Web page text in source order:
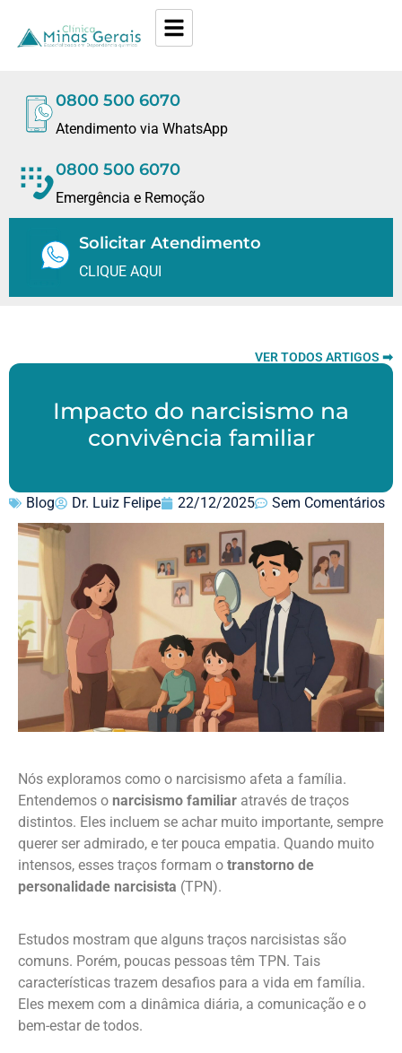
0800 500 6070
Atendimento via WhatsApp
0800 500 6070
Emergência e Remoção
Solicitar Atendimento
CLIQUE AQUI
VER TODOS ARTIGOS ➡
Impacto do narcisismo na
convivência familiar
Blog Dr. Luiz Felipe 22/12/2025 Sem Comentários
Nós exploramos como o narcisismo afeta a família.
Entendemos o narcisismo familiar através de traços
distintos. Eles incluem se achar muito importante, sempre
querer ser admirado, e ter pouca empatia. Quando muito
intensos, esses traços formam o transtorno de
personalidade narcisista (TPN).
Estudos mostram que alguns traços narcisistas são
comuns. Porém, poucas pessoas têm TPN. Tais
características trazem desafios para a vida em família.
Eles mexem com a dinâmica diária, a comunicação e o
bem-estar de todos.